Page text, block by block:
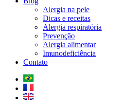
Alergia na pele
Dicas e receitas
Alergia respiratória
Prevenção
Alergia alimentar
Imunodeficiência
Contato